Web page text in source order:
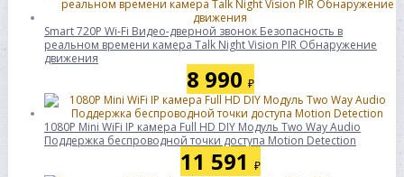
Smart 720P Wi-Fi Видео-дверной звонок Безопасность в
реальном времени камера Talk Night Vision PIR Обнаружение
движения
8 990 ₽
1080P Mini WiFi IP камера Full HD DIY Модуль Two Way Audio
Поддержка беспроводной точки доступа Motion Detection
11 591 ₽